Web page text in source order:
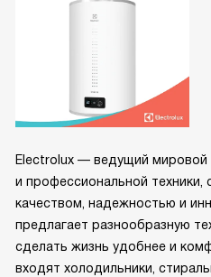
Electrolux — ведущий
и профессиональной техники,
качеством, надежностью и
предлагает разнообразную
сделать жизнь удобнее и
входят холодильники,